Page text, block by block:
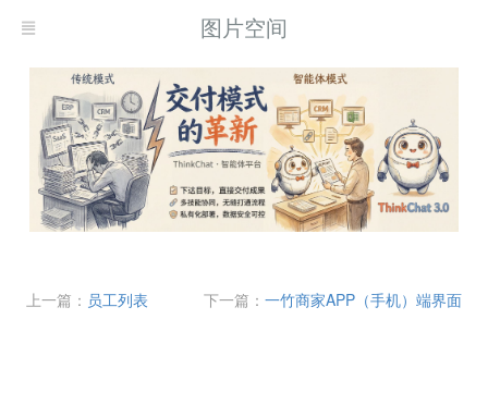
图片空间
上一篇： 员工列表 下一篇： 一竹商家APP（手机）端界面